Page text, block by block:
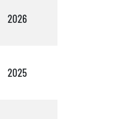
2026
2025